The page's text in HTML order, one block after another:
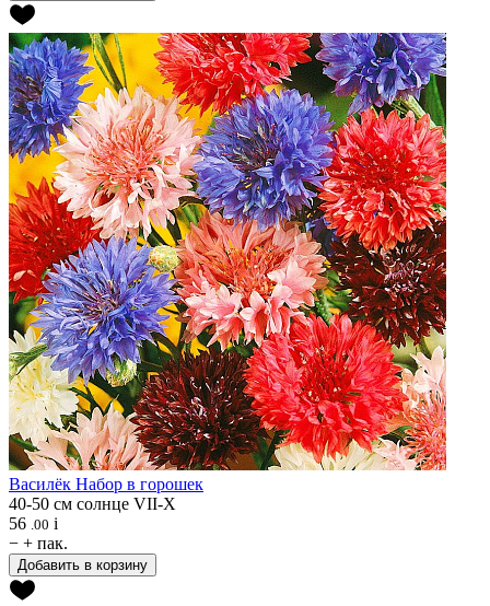
Василёк Набор в горошек
40-50 см солнце VII-X
56 .00 i
− + пак.
Добавить в корзину